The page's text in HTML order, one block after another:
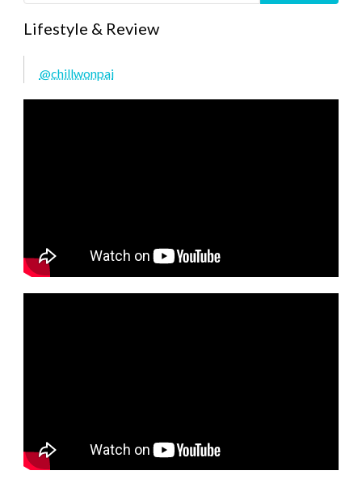
Lifestyle & Review
@chillwonpai